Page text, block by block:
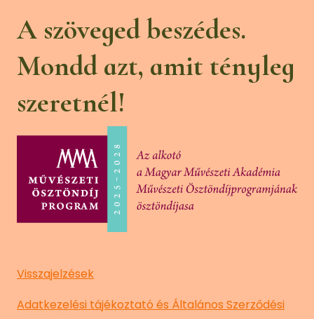
A szöveged beszédes.
Mondd azt, amit tényleg
szeretnél!
Visszajelzések
Adatkezelési tájékoztató és Általános Szerződési